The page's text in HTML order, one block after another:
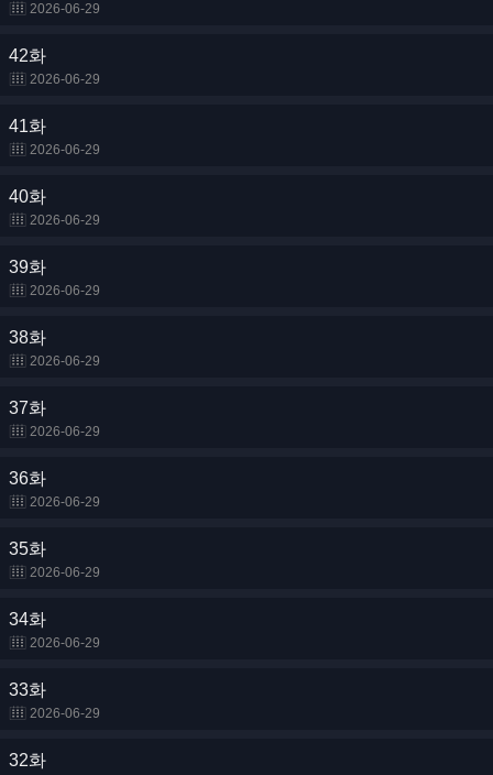
2026-06-29
42화
2026-06-29
41화
2026-06-29
40화
2026-06-29
39화
2026-06-29
38화
2026-06-29
37화
2026-06-29
36화
2026-06-29
35화
2026-06-29
34화
2026-06-29
33화
2026-06-29
32화